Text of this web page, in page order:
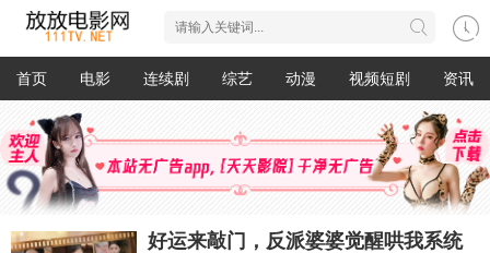
首页 电影 连续剧 综艺 动漫 视频短剧 资讯
好运来敲门，反派婆婆觉醒哄我系统